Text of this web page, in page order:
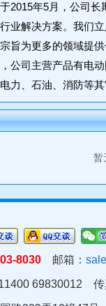
2015年5月，公司
业解决方案。我们
旨为更多的领域提
公司主营产品有电
力、石油、消防等其
暂
8030邮箱：
69830012